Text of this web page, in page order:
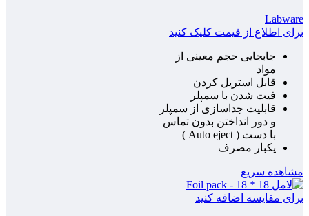
Labware
برای اطلاع از قیمت کلیک کنید
جابجایی حجم معینی از
مواد
قابل استریل کردن
فیت شدن با سمپلر
قابلیت جداسازی از سمپلر
و دور انداختن بدون تماس
با دست ( Auto eject )
یکبار مصرف
مشاهده سریع
برای مقایسه اضافه کنید